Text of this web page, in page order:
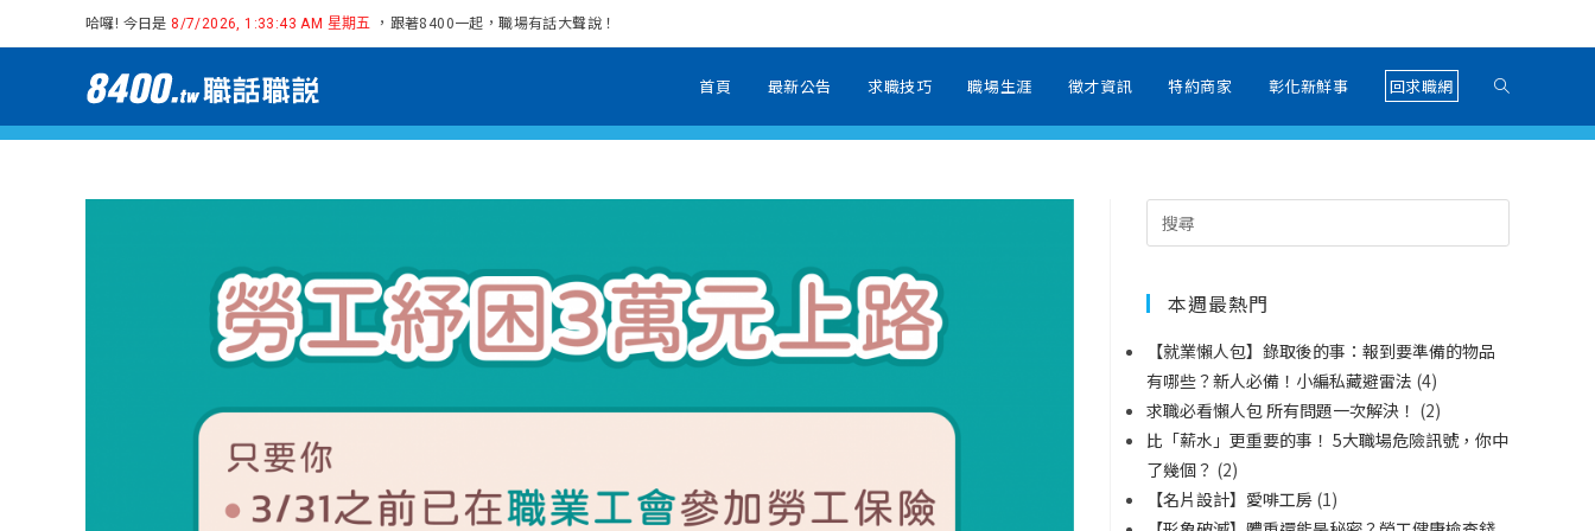
哈囉! 今日是 8/7/2026, 1:33:44 AM 星期五 ，跟著8400一起，職場有話大聲說！
首頁 最新公告 求職技巧 職場生涯 徵才資訊 特約商家 彰化新鮮事 回求職網
本週最熱門
【就業懶人包】錄取後的事：報到要準備的物品
有哪些？新人必備！小編私藏避雷法 (4)
求職必看懶人包 所有問題一次解決！ (2)
比「薪水」更重要的事！ 5大職場危險訊號，你中
了幾個？ (2)
【名片設計】愛啡工房 (1)